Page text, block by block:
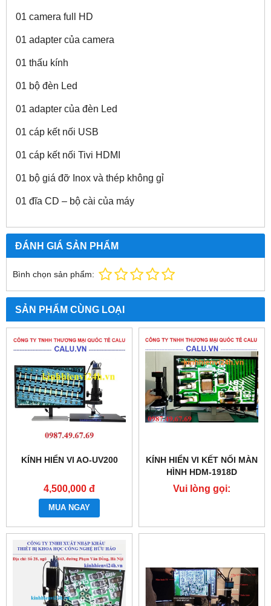
01 camera full HD
01 adapter của camera
01 thấu kính
01 bộ đèn Led
01 adapter của đèn Led
01 cáp kết nối USB
01 cáp kết nối Tivi HDMI
01 bộ giá đỡ Inox và thép không gỉ
01 đĩa CD – bộ cài của máy
ĐÁNH GIÁ SẢN PHẨM
Bình chọn sản phẩm:
SẢN PHẨM CÙNG LOẠI
KÍNH HIỂN VI AO-UV200
4,500,000 đ
MUA NGAY
KÍNH HIỂN VI KẾT NỐI MÀN
HÌNH HDM-1918D
Vui lòng gọi: